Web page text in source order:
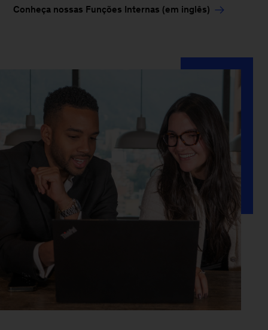
Conheça nossas Funções Internas (em inglês)